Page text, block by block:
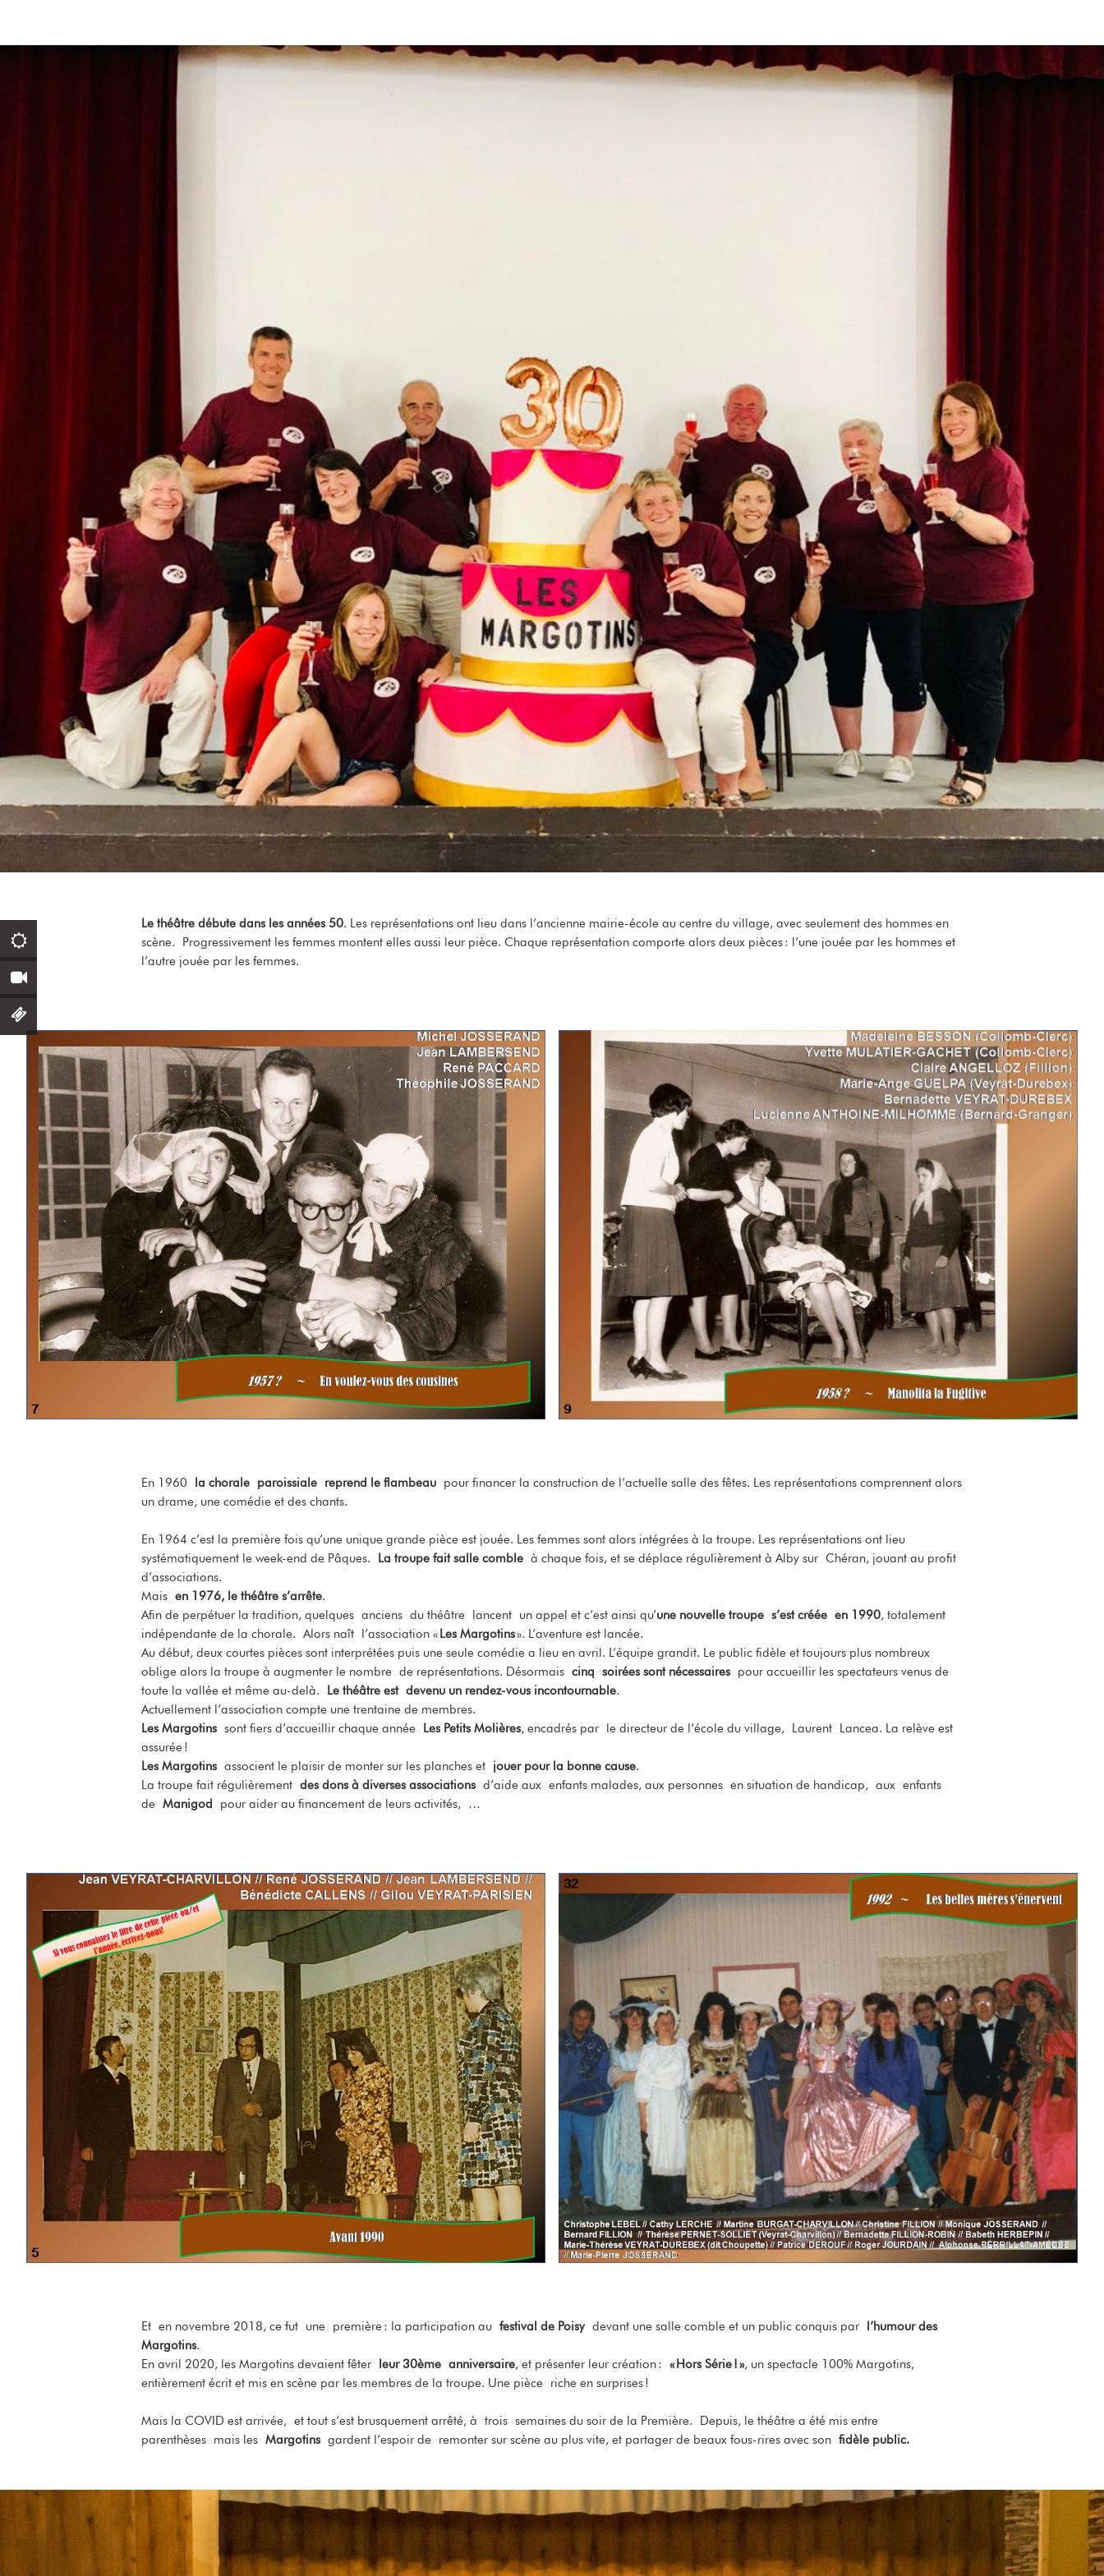
Le théâtre débute dans les années 50. Les représentations ont lieu dans l’ancienne mairie-école au centre du village, avec seulement des hommes en
scène. Progressivement les femmes montent elles aussi leur pièce. Chaque représentation comporte alors deux pièces : l’une jouée par les hommes et
l’autre jouée par les femmes.
En 1960 la chorale paroissiale reprend le flambeau pour financer la construction de l’actuelle salle des fêtes. Les représentations comprennent alors
un drame, une comédie et des chants.
En 1964 c’est la première fois qu’une unique grande pièce est jouée. Les femmes sont alors intégrées à la troupe. Les représentations ont lieu
systématiquement le week-end de Pâques. La troupe fait salle comble à chaque fois, et se déplace régulièrement à Alby sur Chéran, jouant au profit
d’associations.
Mais en 1976, le théâtre s’arrête.
Afin de perpétuer la tradition, quelques anciens du théâtre lancent un appel et c’est ainsi qu’une nouvelle troupe s’est créée en 1990, totalement
indépendante de la chorale. Alors naît l’association «Les Margotins». L’aventure est lancée.
Au début, deux courtes pièces sont interprétées puis une seule comédie a lieu en avril. L’équipe grandit. Le public fidèle et toujours plus nombreux
oblige alors la troupe à augmenter le nombre de représentations. Désormais cinq soirées sont nécessairespour accueillir les spectateurs venus de
toute la vallée et même au-delà. Le théâtre est devenu un rendez-vous incontournable.
Actuellement l’association compte une trentaine de membres.
Les Margotinssont fiers d’accueillir chaque année Les Petits Molières, encadrés par le directeur de l’école du village, Laurent Lancea. La relève est
assurée !
Les Margotinsassocient le plaisir de monter sur les planches et jouer pour la bonne cause.
La troupe fait régulièrement des dons à diverses associationsd’aide aux enfants malades, aux personnes en situation de handicap, aux enfants
de Manigod pour aider au financement de leurs activités, …
Et en novembre 2018, ce fut une première : la participation au festival de Poisydevant une salle comble et un public conquis par l’humour des
Margotins.
En avril 2020, les Margotins devaient fêter leur 30ème anniversaire, et présenter leur création: «Hors Série!», un spectacle 100% Margotins,
entièrement écrit et mis en scène par les membres de la troupe. Une pièce riche en surprises !
Mais la COVID est arrivée, et tout s’est brusquement arrêté, à trois semaines du soir de la Première. Depuis, le théâtre a été mis entre
parenthèses mais les Margotinsgardent l’espoir de remonter sur scène au plus vite, et partager de beaux fous-rires avec son fidèle public.